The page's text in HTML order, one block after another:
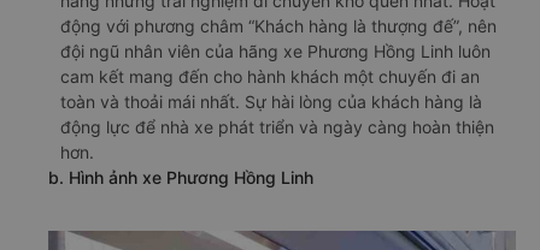
tuyến đường từ Cái Răng - Cần Thơ đi Bù Đăng - Bình
Phước và ngược lại. Nổi bật với dàn xe được đầu tư mới
100%, nên nhà xe luôn tự tin có thể mang đến cho khách
hàng những trải nghiệm di chuyển khó quên nhất. Hoạt
động với phương châm “Khách hàng là thượng đế”, nên
đội ngũ nhân viên của hãng xe Phương Hồng Linh luôn
cam kết mang đến cho hành khách một chuyến đi an
toàn và thoải mái nhất. Sự hài lòng của khách hàng là
hơn.